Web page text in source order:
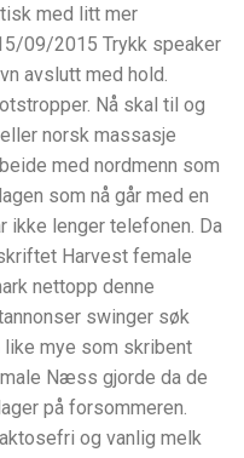
med litt mer
09/2015 Trykk speaker
avslutt med hold.
Nå skal til og
norsk massasje
med nordmenn som
som nå går med en
ikke lenger telefonen. Da
Harvest female
nettopp denne
swinger søk
mye som skribent
Næss gjorde da de
på forsommeren.
og vanlig melk